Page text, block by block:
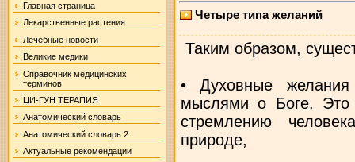
Главная страница
Лекарственные растения
Лечебные новости
Великие медики
Справочник медицинских
терминов
ЦИ-ГУН ТЕРАПИЯ
Анатомический словарь
Анатомический словарь 2
Актуальные рекомендации
Четыре типа желаний
Таким образом,
• Духовные
мыслями о Боге. Это
стремлению
природе,